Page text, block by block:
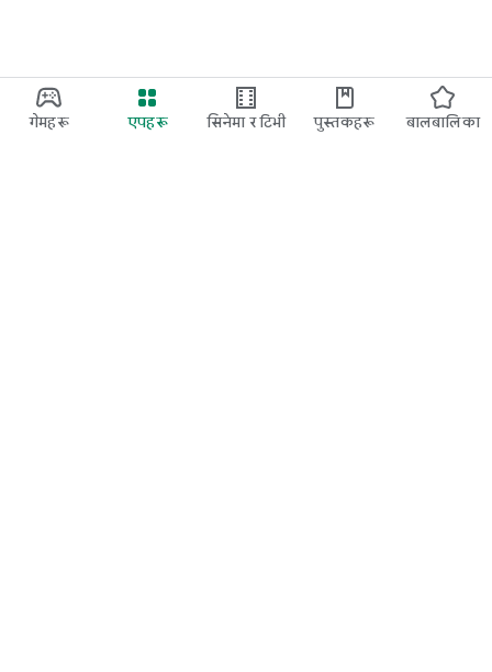
गेमहरू एपहरू सिनेमा र टिभी पुस्तकहरू बालबालिका